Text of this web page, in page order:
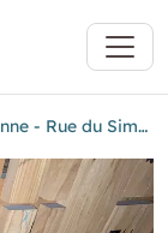
0.61m2 Cave Lausanne - Rue du Simplon 10